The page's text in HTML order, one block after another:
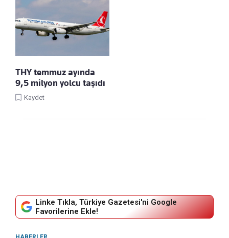
THY temmuz ayında
9,5 milyon yolcu taşıdı
Kaydet
Linke Tıkla, Türkiye Gazetesi'ni Google
Favorilerine Ekle!